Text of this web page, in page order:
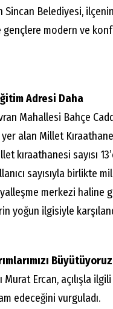
Belediyesi,
gençlere modern ve
Adresi Daha
Mahallesi Bahçe
alan Millet
kıraathanesi sayısı
sayısıyla birlikte
merkezi haline
yoğun ilgisiyle
Murat Ercan, açılışla
edeceğini vurguladı.